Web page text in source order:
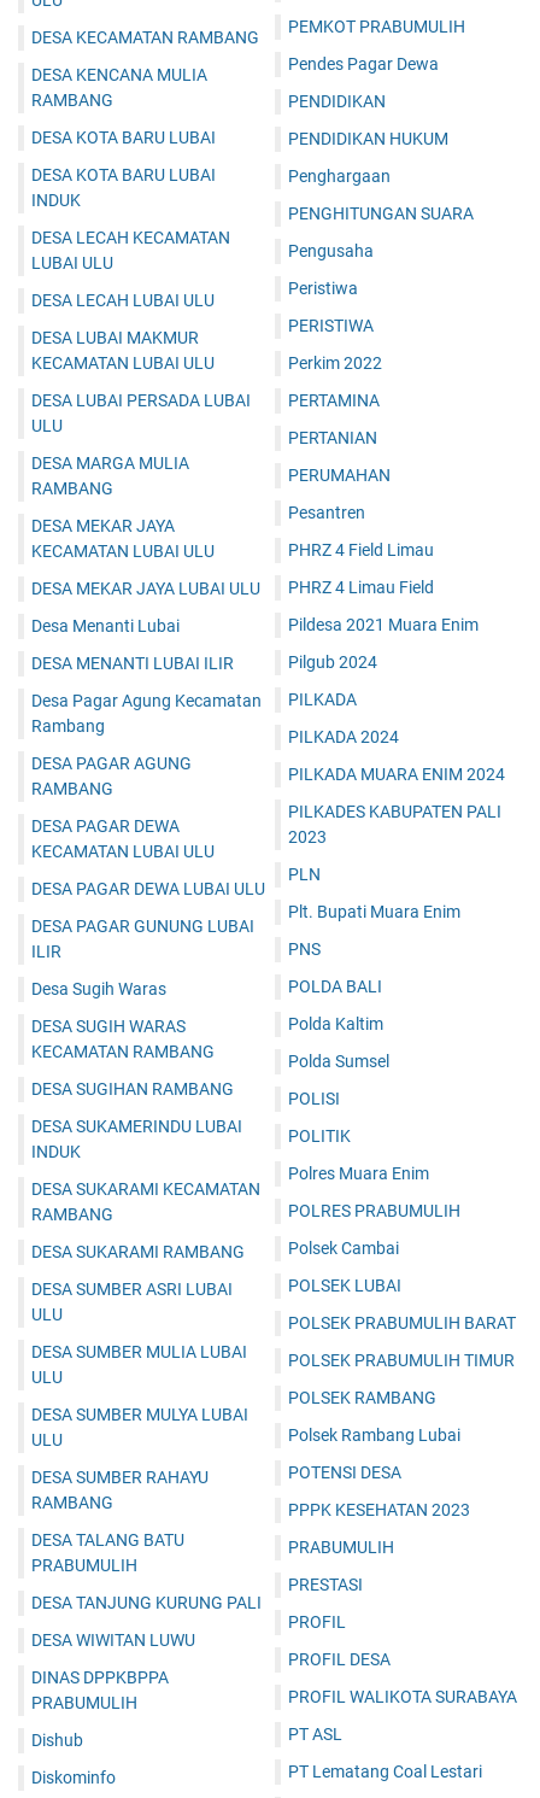
DESA KECAMATAN RAMBANG
DESA KENCANA MULIA
RAMBANG
DESA KOTA BARU LUBAI
DESA KOTA BARU LUBAI
INDUK
DESA LECAH KECAMATAN
LUBAI ULU
DESA LECAH LUBAI ULU
DESA LUBAI MAKMUR
KECAMATAN LUBAI ULU
DESA LUBAI PERSADA LUBAI
ULU
DESA MARGA MULIA
RAMBANG
DESA MEKAR JAYA
KECAMATAN LUBAI ULU
DESA MEKAR JAYA LUBAI ULU
Desa Menanti Lubai
DESA MENANTI LUBAI ILIR
Desa Pagar Agung Kecamatan
Rambang
DESA PAGAR AGUNG
RAMBANG
DESA PAGAR DEWA
KECAMATAN LUBAI ULU
DESA PAGAR DEWA LUBAI ULU
DESA PAGAR GUNUNG LUBAI
ILIR
Desa Sugih Waras
DESA SUGIH WARAS
KECAMATAN RAMBANG
DESA SUGIHAN RAMBANG
DESA SUKAMERINDU LUBAI
INDUK
DESA SUKARAMI KECAMATAN
RAMBANG
DESA SUKARAMI RAMBANG
DESA SUMBER ASRI LUBAI
ULU
DESA SUMBER MULIA LUBAI
ULU
DESA SUMBER MULYA LUBAI
ULU
DESA SUMBER RAHAYU
RAMBANG
DESA TALANG BATU
PRABUMULIH
DESA TANJUNG KURUNG PALI
DESA WIWITAN LUWU
DINAS DPPKBPPA
PRABUMULIH
Dishub
Diskominfo
PEMKOT PRABUMULIH
Pendes Pagar Dewa
PENDIDIKAN
PENDIDIKAN HUKUM
Penghargaan
PENGHITUNGAN SUARA
Pengusaha
Peristiwa
PERISTIWA
Perkim 2022
PERTAMINA
PERTANIAN
PERUMAHAN
Pesantren
PHRZ 4 Field Limau
PHRZ 4 Limau Field
Pildesa 2021 Muara Enim
Pilgub 2024
PILKADA
PILKADA 2024
PILKADA MUARA ENIM 2024
PILKADES KABUPATEN PALI
2023
PLN
Plt. Bupati Muara Enim
PNS
POLDA BALI
Polda Kaltim
Polda Sumsel
POLISI
POLITIK
Polres Muara Enim
POLRES PRABUMULIH
Polsek Cambai
POLSEK LUBAI
POLSEK PRABUMULIH BARAT
POLSEK PRABUMULIH TIMUR
POLSEK RAMBANG
Polsek Rambang Lubai
POTENSI DESA
PPPK KESEHATAN 2023
PRABUMULIH
PRESTASI
PROFIL
PROFIL DESA
PROFIL WALIKOTA SURABAYA
PT ASL
PT Lematang Coal Lestari